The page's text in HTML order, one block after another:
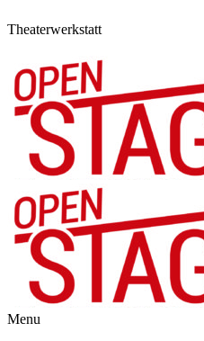
Theaterwerkstatt
Menu